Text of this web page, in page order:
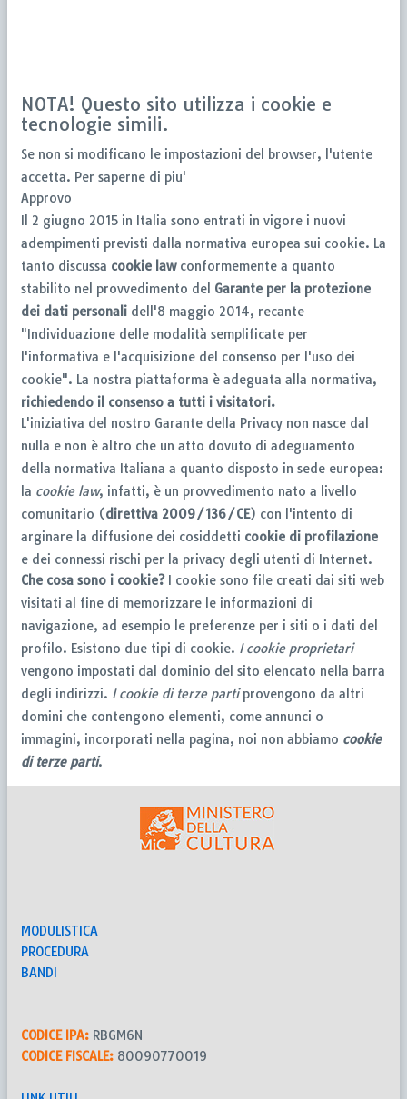
NOTA! Questo sito utilizza i cookie e
tecnologie simili.
Se non si modificano le impostazioni del browser, l'utente
accetta. Per saperne di piu'
Approvo
Il 2 giugno 2015 in Italia sono entrati in vigore i nuovi
adempimenti previsti dalla normativa europea sui cookie. La
tanto discussa cookie lawconformemente a quanto
stabilito nel provvedimento del Garante per la protezione
dei dati personali dell'8 maggio 2014, recante
"Individuazione delle modalità semplificate per
l'informativa e l'acquisizione del consenso per l'uso dei
cookie". La nostra piattaforma è adeguata alla normativa,
richiedendo il consenso a tutti i visitatori.
L'iniziativa del nostro Garante della Privacy non nasce dal
nulla e non è altro che un atto dovuto di adeguamento
della normativa Italiana a quanto disposto in sede europea:
la cookie law, infatti, è un provvedimento nato a livello
comunitario (direttiva 2009/136/CE) con l'intento di
arginare la diffusione dei cosiddetti cookie di profilazione
e dei connessi rischi per la privacy degli utenti di Internet.
Che cosa sono i cookie? I cookie sono file creati dai siti web
visitati al fine di memorizzare le informazioni di
navigazione, ad esempio le preferenze per i siti o i dati del
profilo. Esistono due tipi di cookie. I cookie proprietari
vengono impostati dal dominio del sito elencato nella barra
degli indirizzi. I cookie di terze partiprovengono da altri
domini che contengono elementi, come annunci o
immagini, incorporati nella pagina, noi non abbiamo cookie
di terze parti.
MODULISTICA
PROCEDURA
BANDI
CODICE IPA: RBGM6N
CODICE FISCALE: 80090770019